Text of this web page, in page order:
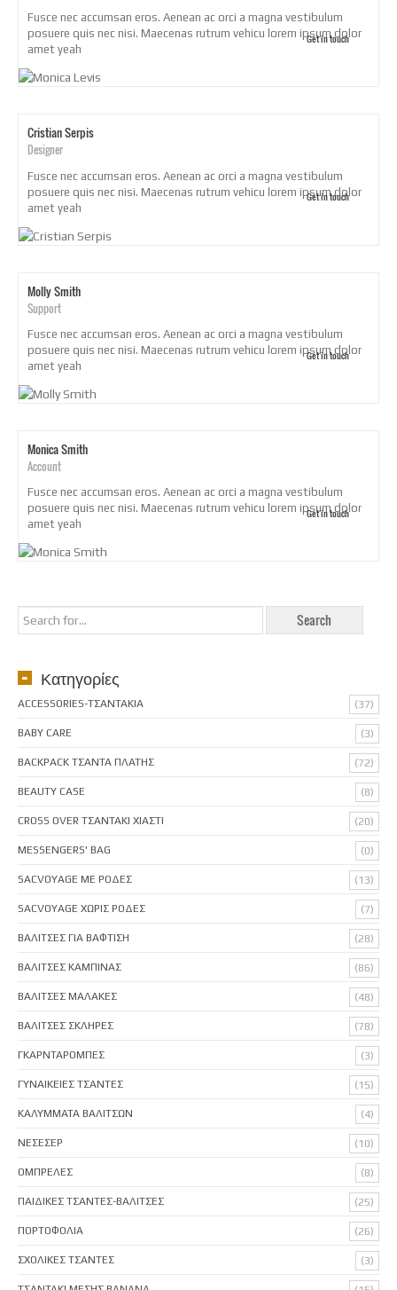
Fusce nec accumsan eros. Aenean ac orci a magna vestibulum
posuere quis nec nisi. Maecenas rutrum vehicu lorem ipsum dolor
amet yeah
Get in touch
Cristian Serpis
Designer
Fusce nec accumsan eros. Aenean ac orci a magna vestibulum
posuere quis nec nisi. Maecenas rutrum vehicu lorem ipsum dolor
amet yeah
Get in touch
Molly Smith
Support
Fusce nec accumsan eros. Aenean ac orci a magna vestibulum
posuere quis nec nisi. Maecenas rutrum vehicu lorem ipsum dolor
amet yeah
Get in touch
Monica Smith
Account
Fusce nec accumsan eros. Aenean ac orci a magna vestibulum
posuere quis nec nisi. Maecenas rutrum vehicu lorem ipsum dolor
amet yeah
Get in touch
Κατηγορίες
ACCESSORIES-ΤΣΑΝΤΑΚΙΑ (37)
BABY CARE (3)
BACKPACK ΤΣΑΝΤΑ ΠΛΑΤΗΣ (72)
BEAUTY CASE (8)
CROSS OVER ΤΣΑΝΤΑΚΙ ΧΙΑΣΤΙ (20)
MESSENGERS' BAG (0)
SACVOYAGE ΜΕ ΡΟΔΕΣ (13)
SACVOYAGE ΧΩΡΙΣ ΡΟΔΕΣ (7)
ΒΑΛΙΤΣΕΣ ΓΙΑ ΒΑΦΤΙΣΗ (28)
ΒΑΛΙΤΣΕΣ ΚΑΜΠΙΝΑΣ (86)
ΒΑΛΙΤΣΕΣ ΜΑΛΑΚΕΣ (48)
ΒΑΛΙΤΣΕΣ ΣΚΛΗΡΕΣ (78)
ΓΚΑΡΝΤΑΡΟΜΠΕΣ (3)
ΓΥΝΑΙΚΕΙΕΣ ΤΣΑΝΤΕΣ (15)
ΚΑΛΥΜΜΑΤΑ ΒΑΛΙΤΣΩΝ (4)
ΝΕΣΕΣΕΡ (10)
ΟΜΠΡΕΛΕΣ (8)
ΠΑΙΔΙΚΕΣ ΤΣΑΝΤΕΣ-ΒΑΛΙΤΣΕΣ (25)
ΠΟΡΤΟΦΟΛΙΑ (26)
ΣΧΟΛΙΚΕΣ ΤΣΑΝΤΕΣ (3)